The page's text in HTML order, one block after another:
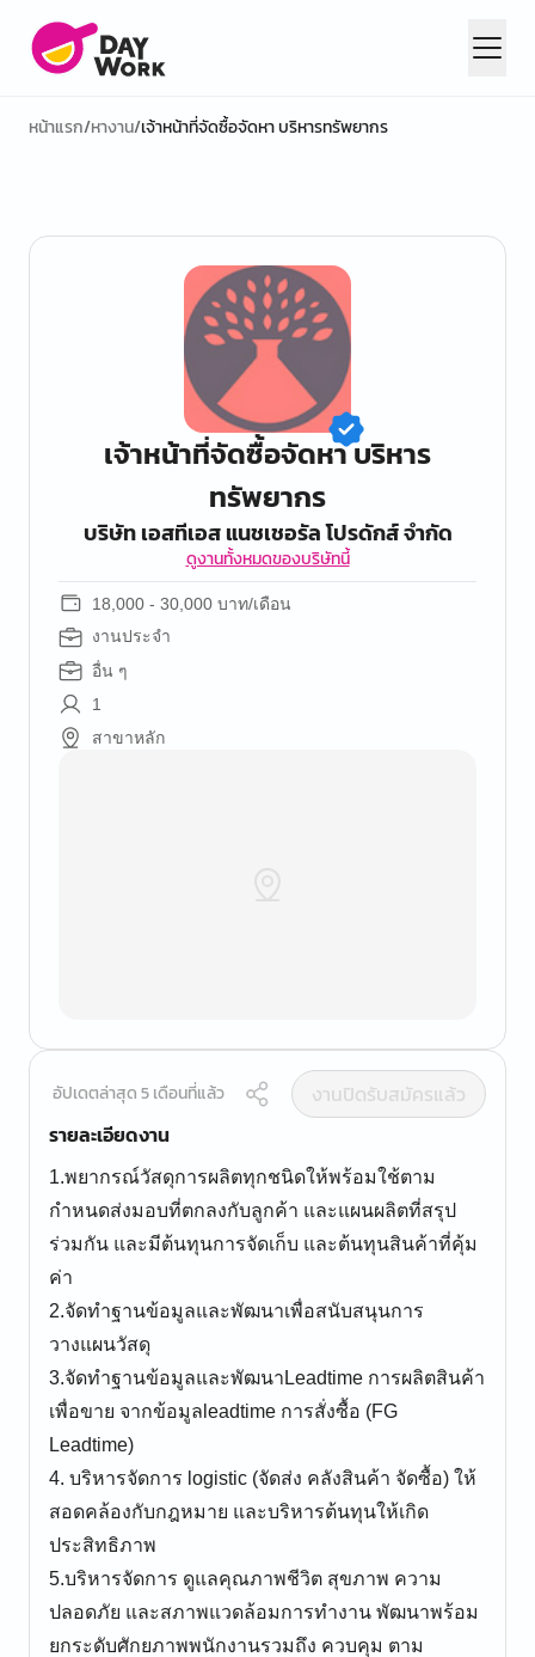
หน้าแรก/หางาน/เจ้าหน้าที่จัดซื้อจัดหา บริหารทรัพยากร
เจ้าหน้าที่จัดซื้อจัดหา บริหาร
ทรัพยากร
บริษัท เอสทีเอส แนชเชอรัล โปรดักส์ จำกัด
ดูงานทั้งหมดของบริษัทนี้
18,000 - 30,000 บาท/เดือน
งานประจำ
อื่น ๆ
1
สาขาหลัก
อัปเดตล่าสุด 5 เดือนที่แล้ว
งานปิดรับสมัครแล้ว
รายละเอียดงาน
1.พยากรณ์วัสดุการผลิตทุกชนิดให้พร้อมใช้ตาม
กำหนดส่งมอบที่ตกลงกับลูกค้า และแผนผลิตที่สรุป
ร่วมกัน และมีต้นทุนการจัดเก็บ และต้นทุนสินค้าที่คุ้ม
ค่า
2.จัดทำฐานข้อมูลและพัฒนาเพื่อสนับสนุนการ
วางแผนวัสดุ
3.จัดทำฐานข้อมูลและพัฒนาLeadtime การผลิตสินค้า
เพื่อขาย จากข้อมูลleadtime การสั่งซื้อ (FG
Leadtime)
4. บริหารจัดการ logistic (จัดส่ง คลังสินค้า จัดซื้อ) ให้
สอดคล้องกับกฎหมาย และบริหารต้นทุนให้เกิด
ประสิทธิภาพ
5.บริหารจัดการ ดูแลคุณภาพชีวิต สุขภาพ ความ
ปลอดภัย และสภาพแวดล้อมการทำงาน พัฒนาพร้อม
ยกระดับศักยภาพพนักงานรวมถึง ควบคุม ตาม